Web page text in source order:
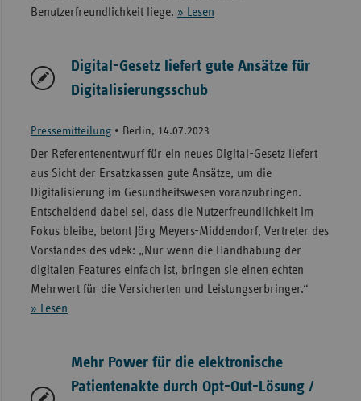
Benutzerfreundlichkeit liege. » Lesen
Digital-Gesetz liefert gute Ansätze für
Digitalisierungsschub
Pressemitteilung• Berlin, 14.07.2023
Der Referentenentwurf für ein neues Digital-Gesetz liefert
aus Sicht der Ersatzkassen gute Ansätze, um die
Digitalisierung im Gesundheitswesen voranzubringen.
Entscheidend dabei sei, dass die Nutzerfreundlichkeit im
Fokus bleibe, betont Jörg Meyers-Middendorf, Vertreter des
Vorstandes des vdek: „Nur wenn die Handhabung der
digitalen Features einfach ist, bringen sie einen echten
Mehrwert für die Versicherten und Leistungserbringer.“
» Lesen
Mehr Power für die elektronische
Patientenakte durch Opt-Out-Lösung /